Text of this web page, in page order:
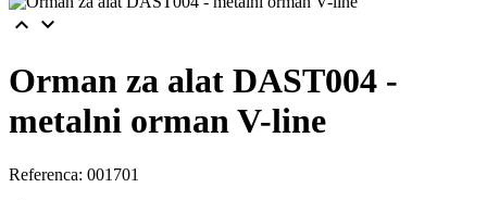
 
Orman za alat DAST004 -
metalni orman V-line
Referenca: 001701